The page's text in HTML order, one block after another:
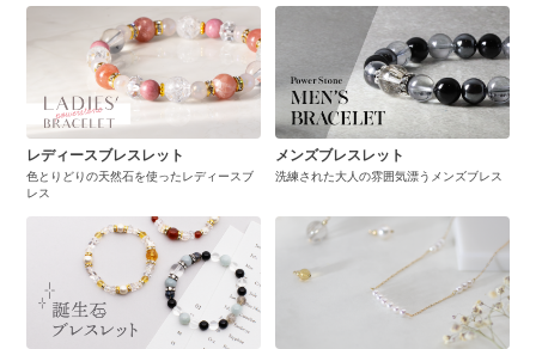
レディースブレスレット
色とりどりの天然石を使ったレディースブ
レス
メンズブレスレット
洗練された大人の雰囲気漂うメンズブレス